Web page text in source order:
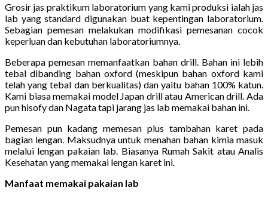
Grosir jas praktikum laboratorium yang kami produksi ialah jas
lab yang standard digunakan buat kepentingan laboratorium.
Sebagian pemesan melakukan modifikasi pemesanan cocok
keperluan dan kebutuhan laboratoriumnya.
Beberapa pemesan memanfaatkan bahan drill. Bahan ini lebih
tebal dibanding bahan oxford (meskipun bahan oxford kami
telah yang tebal dan berkualitas) dan yaitu bahan 100% katun.
Kami biasa memakai model Japan drill atau American drill. Ada
pun hisofy dan Nagata tapi jarang jas lab memakai bahan ini.
Pemesan pun kadang memesan plus tambahan karet pada
bagian lengan. Maksudnya untuk menahan bahan kimia masuk
melalui lengan pakaian lab. Biasanya Rumah Sakit atau Analis
Kesehatan yang memakai lengan karet ini.
Manfaat memakai pakaian lab